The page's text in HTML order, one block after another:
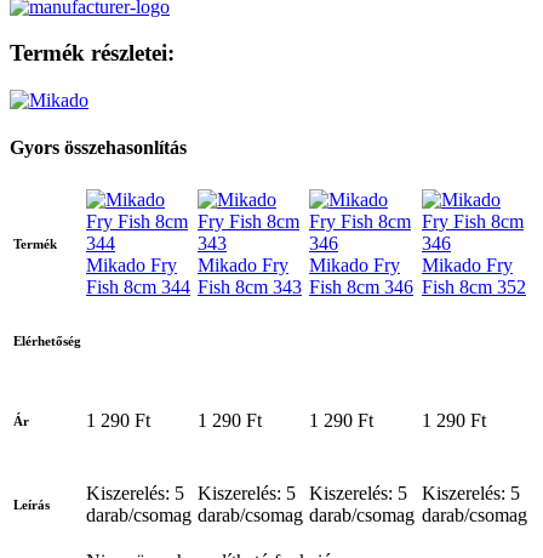
Termék részletei:
Gyors összehasonlítás
Termék
Mikado Fry
Fish 8cm 344
Mikado Fry
Fish 8cm 343
Mikado Fry
Fish 8cm 346
Mikado Fry
Fish 8cm 352
Elérhetőség
Ár 1 290 Ft 1 290 Ft 1 290 Ft 1 290 Ft
Leírás
Kiszerelés: 5
darab/csomag
Kiszerelés: 5
darab/csomag
Kiszerelés: 5
darab/csomag
Kiszerelés: 5
darab/csomag